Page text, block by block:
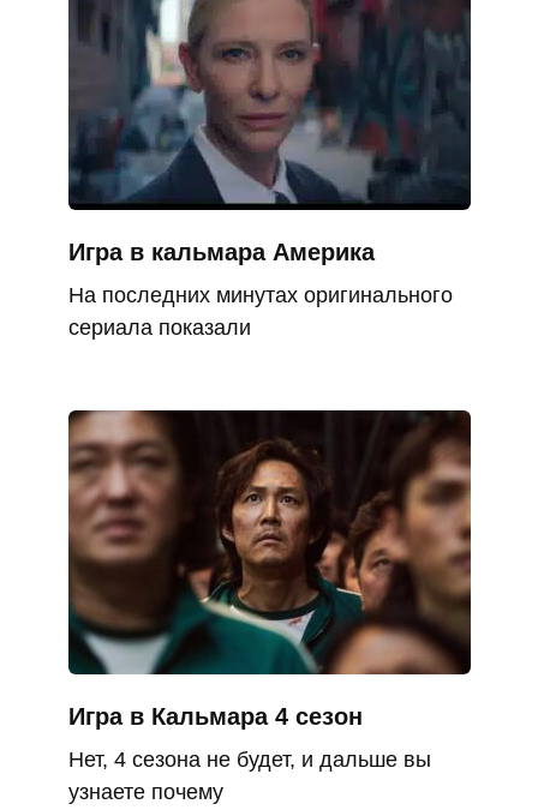
Игра в кальмара Америка
На последних минутах оригинального
сериала показали
Игра в Кальмара 4 сезон
Нет, 4 сезона не будет, и дальше вы
узнаете почему